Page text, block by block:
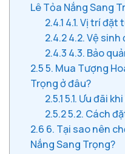
Lê Tỏa Nắng Sang
2.4.1 4.1. Vị trí
2.4.24.2. Vệ
2.4.3 4.3. Bảo
2.55. Mua Tượng
Trọng ở đâu?
2.5.15.1. Ưu đãi
2.5.25.2. Cách
2.6 6. Tại sao nên
Nắng Sang Trọng?